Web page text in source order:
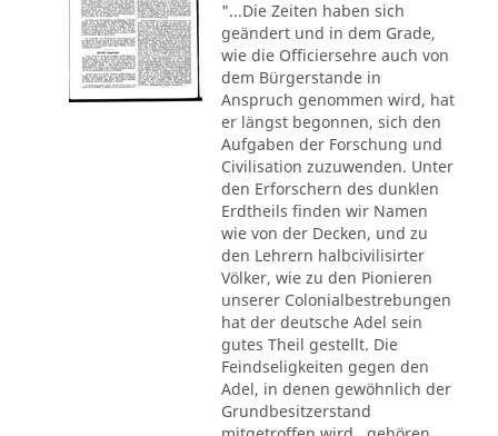
"...Die Zeiten haben sich
geändert und in dem Grade,
wie die Officiersehre auch von
dem Bürgerstande in
Anspruch genommen wird, hat
er längst begonnen, sich den
Aufgaben der Forschung und
Civilisation zuzuwenden. Unter
den Erforschern des dunklen
Erdtheils finden wir Namen
wie von der Decken, und zu
den Lehrern halbcivilisirter
Völker, wie zu den Pionieren
unserer Colonialbestrebungen
hat der deutsche Adel sein
gutes Theil gestellt. Die
Feindseligkeiten gegen den
Adel, in denen gewöhnlich der
Grundbesitzerstand